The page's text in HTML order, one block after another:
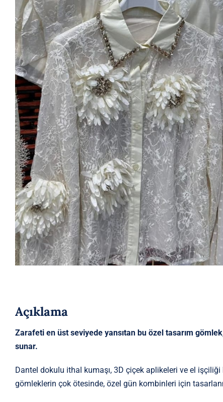
Açıklama
Zarafeti en üst seviyede yansıtan bu özel tasarım
sunar.
Dantel dokulu ithal kumaşı, 3D çiçek aplikeleri ve el
gömleklerin çok ötesinde, özel gün kombinleri için